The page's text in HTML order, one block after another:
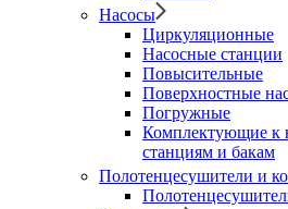
Насосы
Циркуляционные
Насосные станции
Повысительные
Поверхностные
Погружные
Комплектующие к
станциям и бакам
Полотенцесушители и